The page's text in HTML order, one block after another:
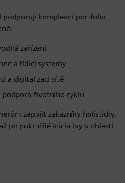
podporují komplexní portfolio
zařízení
a řídicí systémy
a digitalizaci sítě
podpora životního cyklu
zapojit zákazníky holisticky,
po pokročilé iniciativy v oblasti